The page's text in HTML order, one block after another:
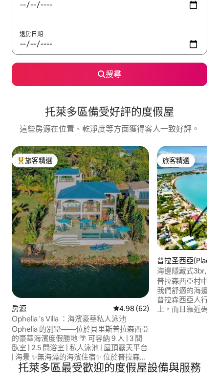
退房日期
搜尋
托萊多區備受好評的度假屋
這些房源在位置、乾淨度等方面獲得客人一致好評。
旅客精選榜首
旅客精選
房源 從 62 則評價中獲得 4.98 的平均
4.98 (62)
Ophelia 's Villa ：海濱豪華私人泳池
Ophelia 的別墅——位於貝里斯普拉森西亞
的豪華海濱度假勝地 🌴 可容納 9 人 | 3 間
臥室 | 2.5 間浴室 | 私人泳池 | 屋頂露天平台
| 海景 ✨無海藻的海濱住宿✨ 位於普拉森西
亞潟湖 (Placencia Lagoon) 畔，讓您盡情
享受貝里斯的美景，無需擔心海藻的困
旅客精選
旅客精選
普拉圣西亞
海邊隱藏式3br,
普拉森西亞村中心
我們舒適的海邊度
普拉森西亞人行道
上，而且靠近碼頭！ 這套迷人的 3 房
灘俱樂部泳池的
接駁服務。
托萊多區最受歡迎的度假屋設備與服務